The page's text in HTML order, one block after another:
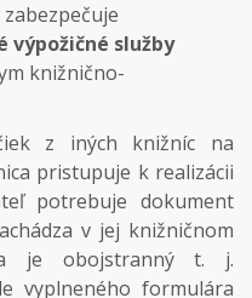
zabezpečuje
výpožičné služby
knižnično-
z iných knižníc na
pristupuje k realizácii
potrebuje dokument
v jej knižničnom
je obojstranný t. j.
vyplneného formulára